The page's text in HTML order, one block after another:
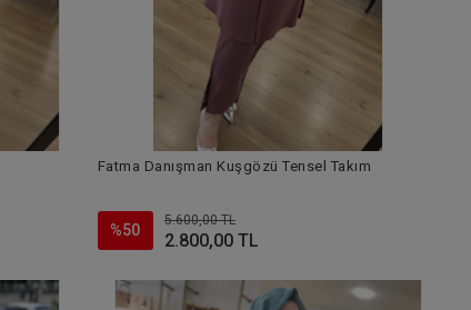
Fatma Danışman Kuşgözü Tensel Takım
%50
5.600,00 TL
2.800,00 TL